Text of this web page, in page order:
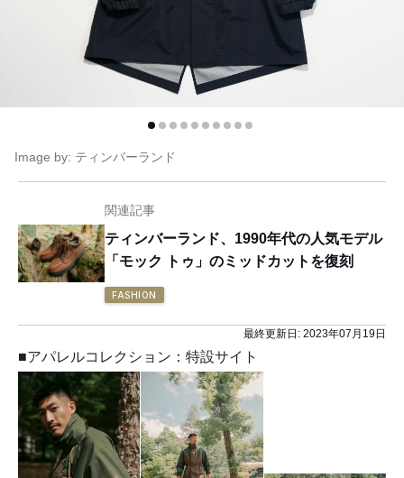
Image by: ティンバーランド
関連記事
ティンバーランド、1990年代の人気モデル
「モック トゥ」のミッドカットを復刻
FASHION
最終更新日: 2023年07月19日
■アパレルコレクション：特設サイト